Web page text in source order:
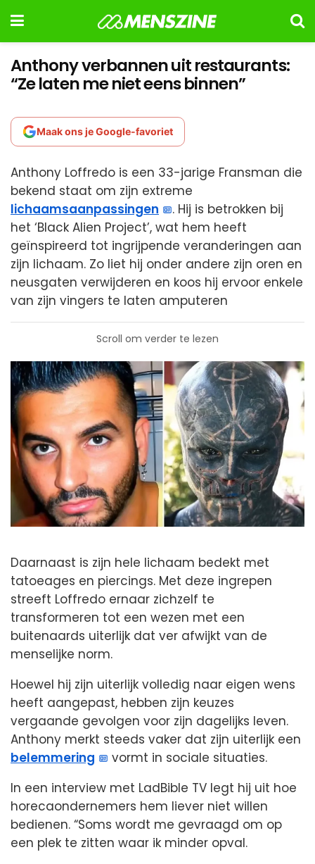
Anthony verbannen uit restaurants:
“Ze laten me niet eens binnen”
Maak ons je Google-favoriet
Anthony Loffredo is een 33-jarige Fransman die
bekend staat om zijn extreme
lichaamsaanpassingen
. Hij is betrokken bij
het ‘Black Alien Project’, wat hem heeft
geïnspireerd tot ingrijpende veranderingen aan
zijn lichaam. Zo liet hij onder andere zijn oren en
neusgaten verwijderen en koos hij ervoor enkele
van zijn vingers te laten amputeren
Scroll om verder te lezen
Daarnaast is zijn hele lichaam bedekt met
tatoeages en piercings. Met deze ingrepen
streeft Loffredo ernaar zichzelf te
transformeren tot een wezen met een
buitenaards uiterlijk dat ver afwijkt van de
menselijke norm.
Hoewel hij zijn uiterlijk volledig naar eigen wens
heeft aangepast, hebben zijn keuzes
vergaande gevolgen voor zijn dagelijks leven.
Anthony merkt steeds vaker dat zijn uiterlijk een
belemmering
vormt in sociale situaties.
In een interview met LadBible TV legt hij uit hoe
horecaondernemers hem liever niet willen
bedienen. “Soms wordt me gevraagd om op
een plek te zitten waar ik minder opval.